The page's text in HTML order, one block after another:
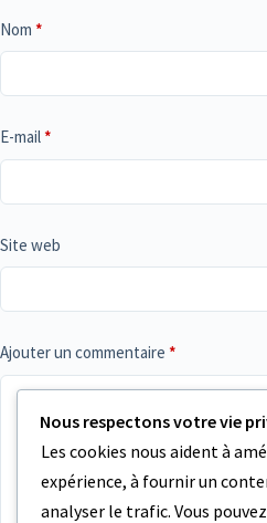
Nom *
E-mail*
Site web
Ajouter un commentaire *
Nous respectons votre vie
Les cookies nous aident à
expérience, à fournir un
analyser le trafic. Vous